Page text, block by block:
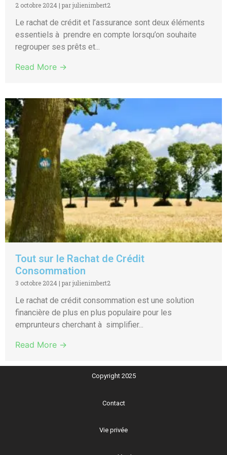
2 octobre 2024 | par julienimbert2
Le rachat de crédit et l’assurance sont deux éléments
essentiels à prendre en compte lorsqu’on souhaite
regrouper ses prêts et...
Read More →
Tout sur le Rachat de Crédit
Consommation
3 octobre 2024 | par julienimbert2
Le rachat de crédit consommation est une solution
financière de plus en plus populaire pour les
emprunteurs cherchant à simplifier...
Read More →
Copyright 2025
Contact
Vie privée